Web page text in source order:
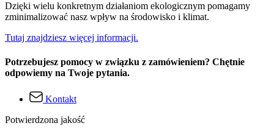
Dzięki wielu konkretnym działaniom ekologicznym pomagamy
zminimalizować nasz wpływ na środowisko i klimat.
Tutaj znajdziesz więcej informacji.
Potrzebujesz pomocy w związku z zamówieniem? Chętnie
odpowiemy na Twoje pytania.
Kontakt
Potwierdzona jakość